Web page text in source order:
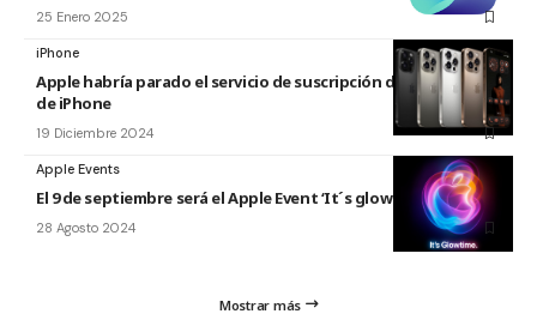
25 Enero 2025
iPhone
Apple habría parado el servicio de suscripción de hardware
de iPhone
19 Diciembre 2024
Apple Events
El 9 de septiembre será el Apple Event ‘It´s glowtime’
28 Agosto 2024
Mostrar más